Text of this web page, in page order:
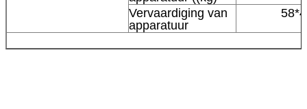
Vervaardiging van
apparatuur